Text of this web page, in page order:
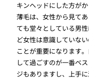
キンヘッドにした方が
薄毛は、女性から見て
ても堂々としている男
ど女性は意識していな
ことが重要になります
して過ごすのが一番ベ
ジもありますし、上手